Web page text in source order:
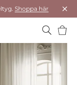
Shoppa här